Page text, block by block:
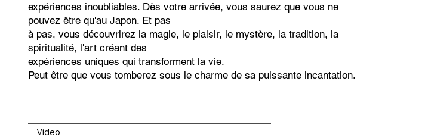
expériences inoubliables. Dès votre arrivée, vous saurez que vous ne
pouvez être qu'au Japon. Et pas
à pas, vous découvrirez la magie, le plaisir, le mystère, la tradition, la
spiritualité, l'art créant des
expériences uniques qui transforment la vie.
Peut être que vous tomberez sous le charme de sa puissante incantation.
Video